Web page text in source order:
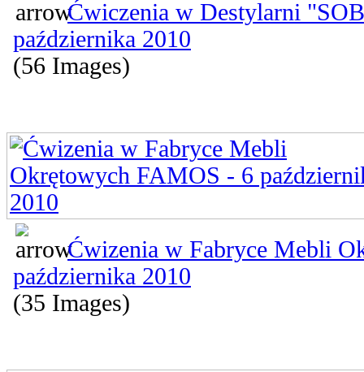
Ćwiczenia w Destylarni
października 2010
(56 Images)
Ćwizenia w Fabryce Mebli
października 2010
(35 Images)